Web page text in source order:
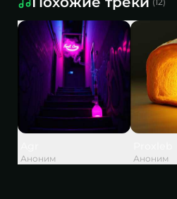
Аноним Аноним